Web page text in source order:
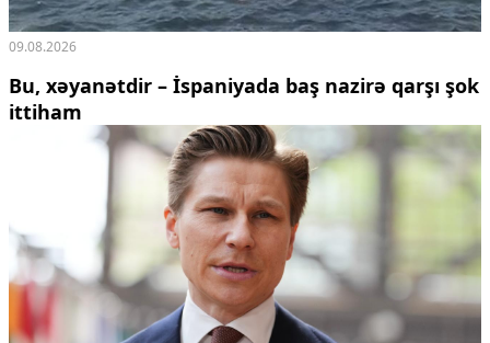
09.08.2026
Bu, xəyanətdir – İspaniyada baş nazirə qarşı şok
ittiham